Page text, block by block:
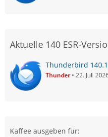
Aktuelle 140 ESR-
Thunderbird
Thunder 22. Juli
Kaffee ausgeben für: